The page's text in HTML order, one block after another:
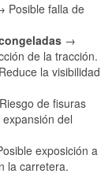
Posible falla de
→
de la tracción.
la visibilidad
de fisuras
del
exposición a
la carretera.